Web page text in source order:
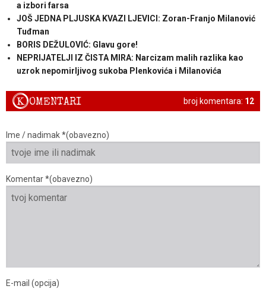
a izbori farsa
JOŠ JEDNA PLJUSKA KVAZI LJEVICI: Zoran-Franjo Milanović
Tuđman
BORIS DEŽULOVIĆ: Glavu gore!
NEPRIJATELJI IZ ČISTA MIRA: Narcizam malih razlika kao
uzrok nepomirljivog sukoba Plenkovića i Milanovića
broj komentara: 12
KOMENTARI
Ime / nadimak *(obavezno)
Komentar *(obavezno)
E-mail (opcija)